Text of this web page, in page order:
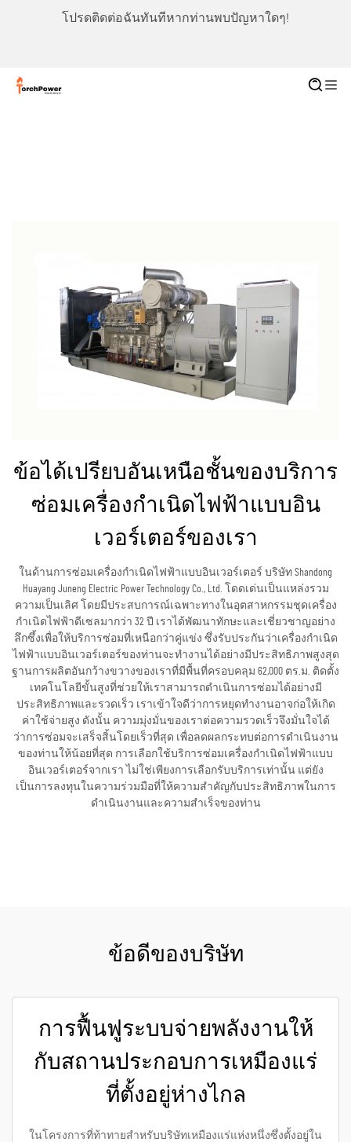
โปรดติดต่อฉันทันทีหากท่านพบปัญหาใดๆ!
ข้อได้เปรียบอันเหนือชั้นของบริการ
ซ่อมเครื่องกำเนิดไฟฟ้าแบบอิน
เวอร์เตอร์ของเรา
ในด้านการซ่อมเครื่องกำเนิดไฟฟ้าแบบอินเวอร์เตอร์ บริษัท Shandong
Huayang Juneng Electric Power Technology Co., Ltd. โดดเด่นเป็นแหล่งรวม
ความเป็นเลิศ โดยมีประสบการณ์เฉพาะทางในอุตสาหกรรมชุดเครื่อง
กำเนิดไฟฟ้าดีเซลมากว่า 32 ปี เราได้พัฒนาทักษะและเชี่ยวชาญอย่าง
ลึกซึ้งเพื่อให้บริการซ่อมที่เหนือกว่าคู่แข่ง ซึ่งรับประกันว่าเครื่องกำเนิด
ไฟฟ้าแบบอินเวอร์เตอร์ของท่านจะทำงานได้อย่างมีประสิทธิภาพสูงสุด
ฐานการผลิตอันกว้างขวางของเราที่มีพื้นที่ครอบคลุม 62,000 ตร.ม. ติดตั้ง
เทคโนโลยีขั้นสูงที่ช่วยให้เราสามารถดำเนินการซ่อมได้อย่างมี
ประสิทธิภาพและรวดเร็ว เราเข้าใจดีว่าการหยุดทำงานอาจก่อให้เกิด
ค่าใช้จ่ายสูง ดังนั้น ความมุ่งมั่นของเราต่อความรวดเร็วจึงมั่นใจได้
ว่าการซ่อมจะเสร็จสิ้นโดยเร็วที่สุด เพื่อลดผลกระทบต่อการดำเนินงาน
ของท่านให้น้อยที่สุด การเลือกใช้บริการซ่อมเครื่องกำเนิดไฟฟ้าแบบ
อินเวอร์เตอร์จากเรา ไม่ใช่เพียงการเลือกรับบริการเท่านั้น แต่ยัง
เป็นการลงทุนในความร่วมมือที่ให้ความสำคัญกับประสิทธิภาพในการ
ดำเนินงานและความสำเร็จของท่าน
ข้อดีของบริษัท
การฟื้นฟูระบบจ่ายพลังงานให้
กับสถานประกอบการเหมืองแร่
ที่ตั้งอยู่ห่างไกล
ในโครงการที่ท้าทายสำหรับบริษัทเหมืองแร่แห่งหนึ่งซึ่งตั้งอยู่ใน